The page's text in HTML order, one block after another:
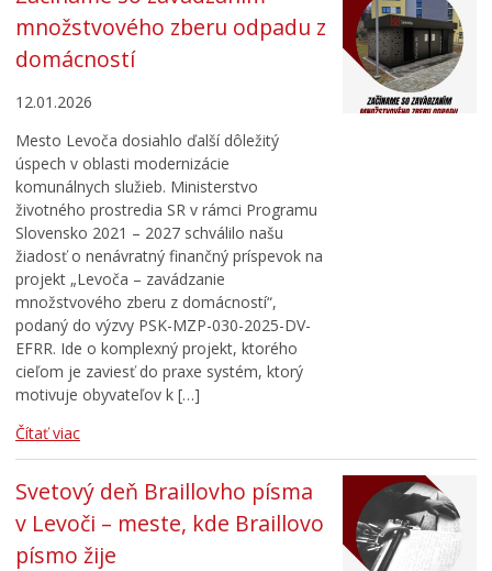
množstvového zberu odpadu z
domácností
12.01.2026
Mesto Levoča dosiahlo ďalší dôležitý
úspech v oblasti modernizácie
komunálnych služieb. Ministerstvo
životného prostredia SR v rámci Programu
Slovensko 2021 – 2027 schválilo našu
žiadosť o nenávratný finančný príspevok na
projekt „Levoča – zavádzanie
množstvového zberu z domácností“,
podaný do výzvy PSK-MZP-030-2025-DV-
EFRR. Ide o komplexný projekt, ktorého
cieľom je zaviesť do praxe systém, ktorý
motivuje obyvateľov k […]
Čítať viac
Svetový deň Braillovho písma
v Levoči – meste, kde Braillovo
písmo žije